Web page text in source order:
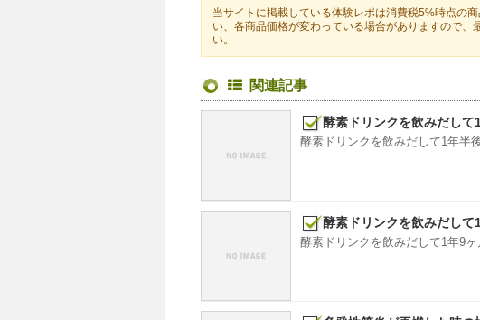
当サイトに掲載している体験レポは消費税5%時点の
い、各商品価格が変わっている場合がありますので
い。
関連記事
酵素ドリンクを飲みだし
酵素ドリンクを飲みだして1年半
酵素ドリンクを飲みだし
酵素ドリンクを飲みだして1年9